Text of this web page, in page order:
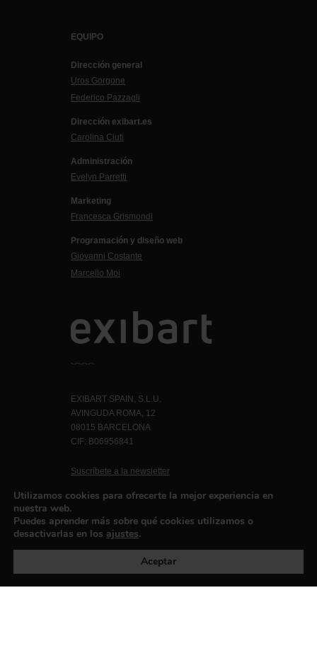
EQUIPO
Dirección general
Uros Gorgone
Federico Pazzagli
Dirección exibart.es
Carolina Ciuti
Administración
Evelyn Parretti
Marketing
Francesca Grismondi
Programación y diseño web
Giovanni Costante
Marcello Moi
EXIBART SPAIN, S.L.U.
AVINGUDA ROMA, 12
08015 BARCELONA
CIF: B06956841
Suscríbete a la newsletter
Política de privacidad
Utilizamos cookies para ofrecerte la mejor experiencia en
nuestra web.
Puedes aprender más sobre qué cookies utilizamos o
desactivarlas en los ajustes.
Aceptar